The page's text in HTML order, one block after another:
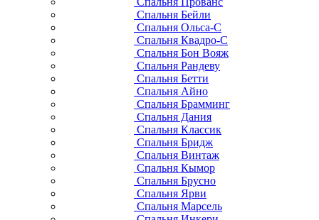
Спальня Бейли
Спальня Ольса-С
Спальня Квадро-С
Спальня Бон Вояж
Спальня Рандеву
Спальня Бетти
Спальня Айно
Спальня Брамминг
Спальня Дания
Спальня Классик
Спальня Бридж
Спальня Винтаж
Спальня Кымор
Спальня Брусно
Спальня Ярви
Спальня Марсель